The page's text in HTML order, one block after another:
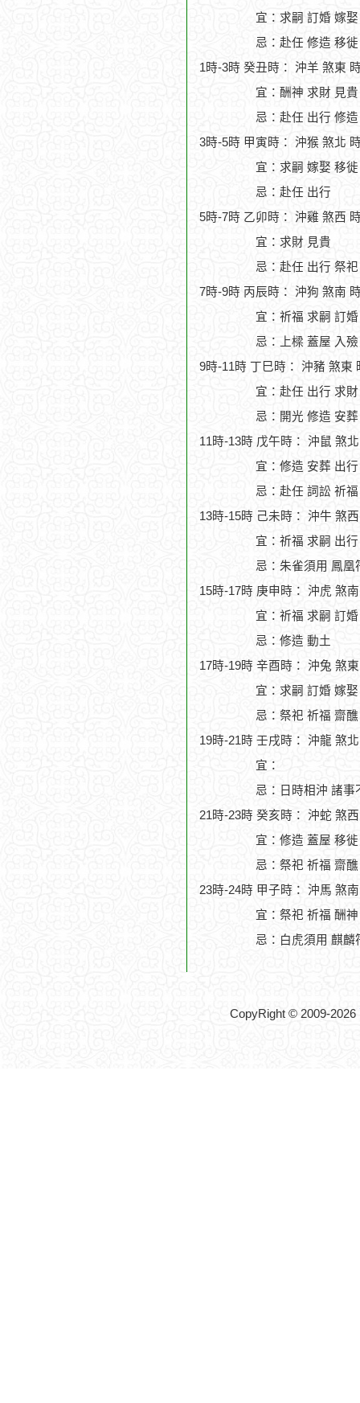
宜：求嗣 訂婚 嫁
忌：赴任 修造 移
1時-3時 癸丑時： 沖羊 煞東
宜：酬神 求財 見
忌：赴任 出行 修
3時-5時 甲寅時： 沖猴 煞北
宜：求嗣 嫁娶 移
忌：赴任 出行
5時-7時 乙卯時： 沖雞 煞西
宜：求財 見貴
忌：赴任 出行 祭
7時-9時 丙辰時： 沖狗 煞南
宜：祈福 求嗣 訂
忌：上樑 蓋屋 入
9時-11時 丁巳時： 沖豬 煞東
宜：赴任 出行 求
忌：開光 修造 安葬
11時-13時 戊午時： 沖鼠 煞
宜：修造 安葬 出
忌：赴任 詞訟 祈
13時-15時 己未時： 沖牛 煞
宜：祈福 求嗣 出
忌：朱雀須用 鳳凰
15時-17時 庚申時： 沖虎 煞
宜：祈福 求嗣 訂
忌：修造 動土
17時-19時 辛酉時： 沖兔 煞
宜：求嗣 訂婚 嫁
忌：祭祀 祈福 齋
19時-21時 壬戌時： 沖龍 煞
宜：
忌：日時相沖 諸事
21時-23時 癸亥時： 沖蛇 煞
宜：修造 蓋屋 移
忌：祭祀 祈福 齋
23時-24時 甲子時： 沖馬 煞
宜：祭祀 祈福 酬
忌：白虎須用 麒麟
CopyRight © 2009-2026